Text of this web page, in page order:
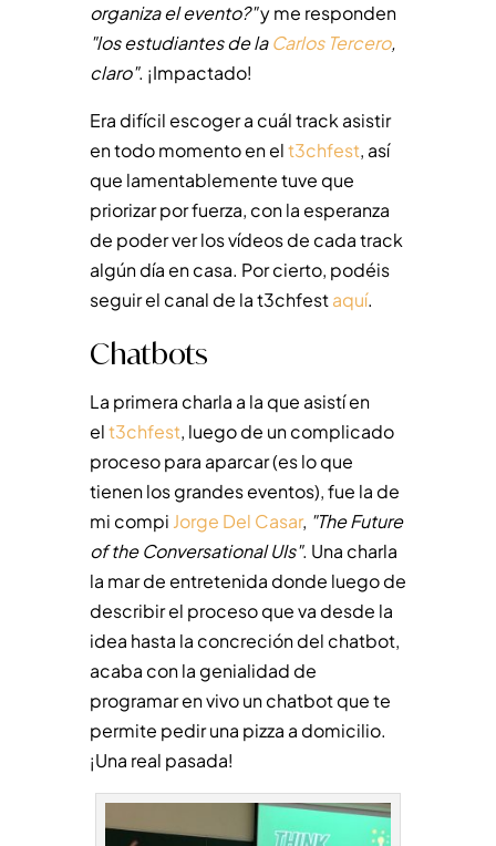
organiza el evento?"y me responden
"los estudiantes de laCarlos Tercero,
claro". ¡Impactado!
Era difícil escoger a cuál track asistir
en todo momento en elt3chfest, así
que lamentablemente tuve que
priorizar por fuerza, con la esperanza
de poder ver los vídeos de cada track
algún día en casa. Por cierto, podéis
seguir el canal de la t3chfestaquí.
Chatbots
La primera charla a la que asistí en
elt3chfest, luego de un complicado
proceso para aparcar (es lo que
tienen los grandes eventos), fue la de
mi compi Jorge Del Casar, "The Future
of the Conversational UIs". Una charla
la mar de entretenida donde luego de
describir el proceso que va desde la
idea hasta la concreción del chatbot,
acaba con la genialidad de
programar en vivo un chatbot que te
permite pedir una pizza a domicilio.
¡Una real pasada!